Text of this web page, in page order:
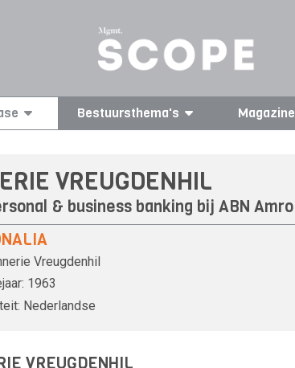
Bestuursthema's Magazine
VREUGDENHIL
& business banking bij ABN Amro
Vreugdenhil
1963
Nederlandse
VREUGDENHIL